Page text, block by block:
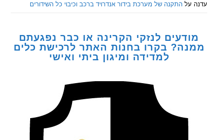
התקנה של מערכת בידור אנדרויד ברכב וכיבוי כל השידורים
לנזקי הקרינה או כבר נפגעתם
בקרו בחנות האתר לרכישת כלים
למדידה ומיגון ביתי ואישי